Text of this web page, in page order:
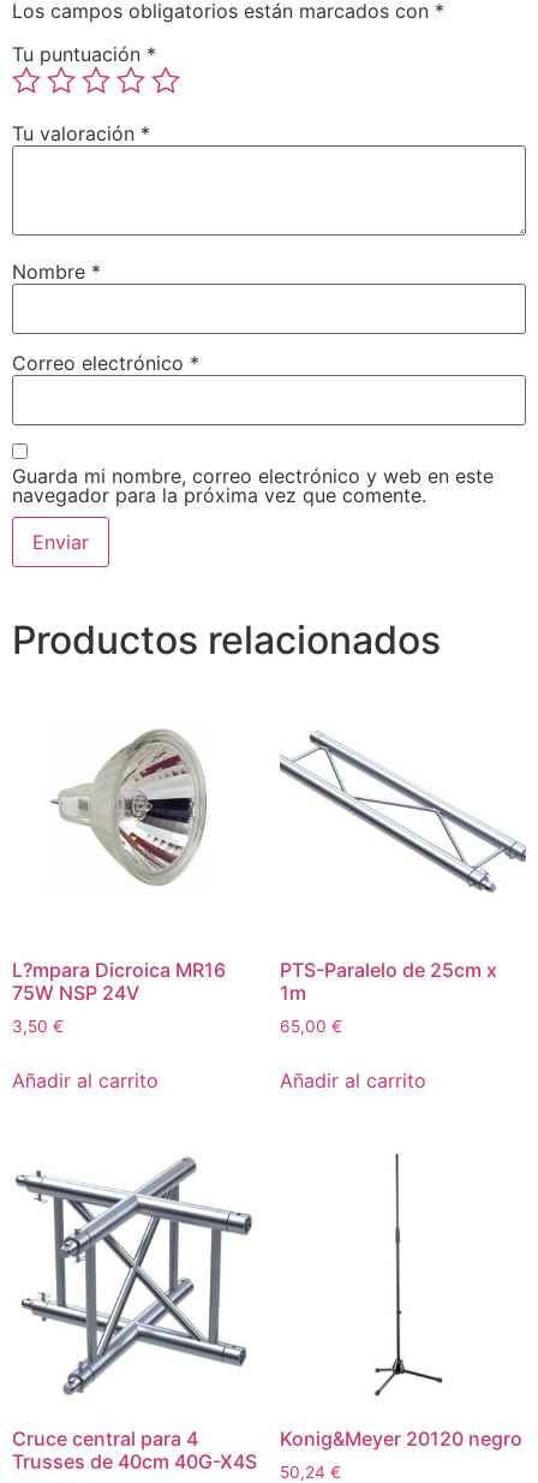
Los campos obligatorios están marcados con *
Tu puntuación *
Tu valoración *
Nombre *
Correo electrónico *
Guarda mi nombre, correo electrónico y web en este
navegador para la próxima vez que comente.
Productos relacionados
L?mpara Dicroica MR16
75W NSP 24V
3,50 €
Añadir al carrito
PTS-Paralelo de 25cm x
1m
65,00 €
Añadir al carrito
Cruce central para 4
Trusses de 40cm 40G-X4S
Konig&Meyer 20120 negro
50,24 €